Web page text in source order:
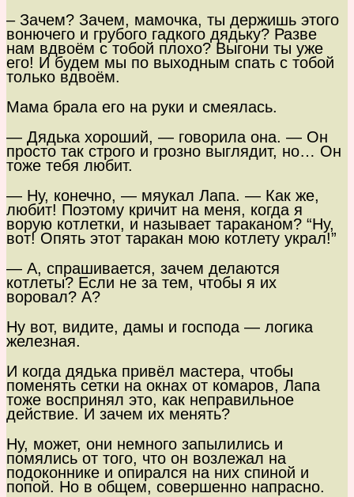
– Зачем? Зачем, мамочка, ты держишь этого
вонючего и грубого гадкого дядьку? Разве
нам вдвоём с тобой плохо? Выгони ты уже
его! И будем мы по выходным спать с тобой
только вдвоём.
Мама брала его на руки и смеялась.
— Дядька хороший, — говорила она. — Он
просто так строго и грозно выглядит, но… Он
тоже тебя любит.
— Ну, конечно, — мяукал Лапа. — Как же,
любит! Поэтому кричит на меня, когда я
ворую котлетки, и называет тараканом? “Ну,
вот! Опять этот таракан мою котлету украл!”
— А, спрашивается, зачем делаются
котлеты? Если не за тем, чтобы я их
воровал? А?
Ну вот, видите, дамы и господа — логика
железная.
И когда дядька привёл мастера, чтобы
поменять сетки на окнах от комаров, Лапа
тоже воспринял это, как неправильное
действие. И зачем их менять?
Ну, может, они немного запылились и
помялись от того, что он возлежал на
подоконнике и опирался на них спиной и
попой. Но в общем, совершенно напрасно.